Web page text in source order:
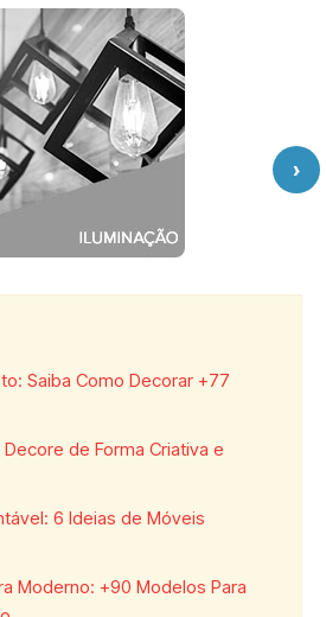
›
Saiba Como Decorar +77
de Forma Criativa e
6 Ideias de Móveis
Moderno: +90 Modelos Para